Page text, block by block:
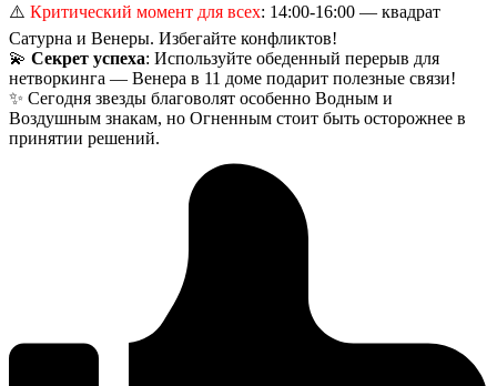
⚠️ Критический момент для всех: 14:00-16:00 — квадрат
Сатурна и Венеры. Избегайте конфликтов!
💫 Секрет успеха: Используйте обеденный перерыв для
нетворкинга — Венера в 11 доме подарит полезные связи!
✨ Сегодня звезды благоволят особенно Водным и
Воздушным знакам, но Огненным стоит быть осторожнее в
принятии решений.